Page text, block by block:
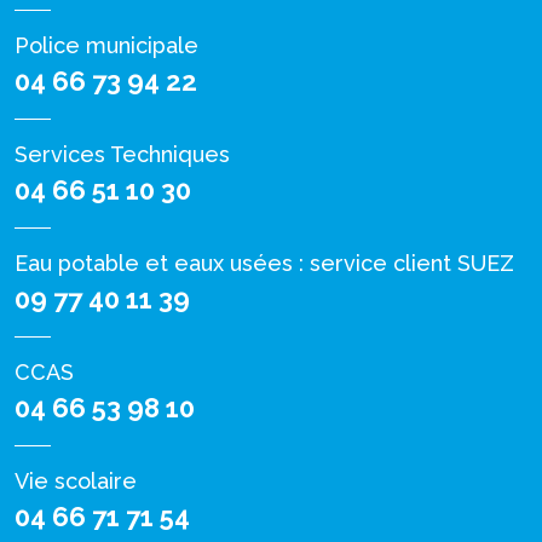
Police municipale
04 66 73 94 22
Services Techniques
04 66 51 10 30
Eau potable et eaux usées : service client SUEZ
09 77 40 11 39
CCAS
04 66 53 98 10
Vie scolaire
04 66 71 71 54